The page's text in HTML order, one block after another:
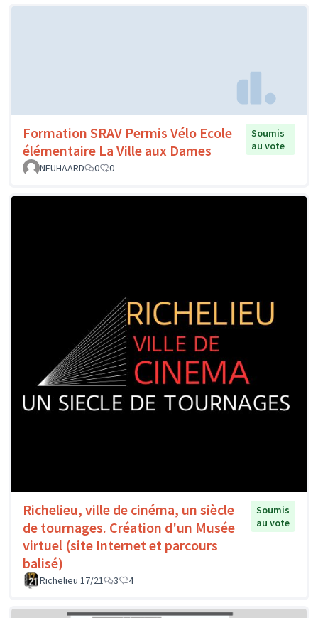
Formation SRAV Permis Vélo Ecole
élémentaire La Ville aux Dames
Soumis
au vote
NEUHAARD
0 0
Richelieu, ville de cinéma, un siècle
de tournages. Création d'un Musée
virtuel (site Internet et parcours
balisé)
Soumis
au vote
Richelieu 17/21 3 4